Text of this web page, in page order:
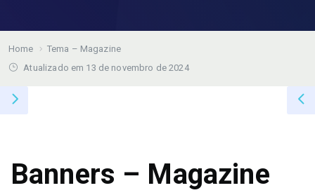
Home
Tema – Magazine
Atualizado em 13 de novembro de 2024
Banners – Magazine